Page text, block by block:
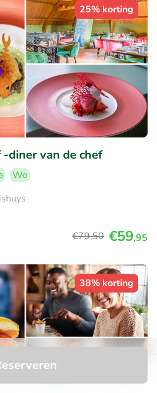
25% korting
diner van de chef
Wo
€79,50 €59,95
38% korting